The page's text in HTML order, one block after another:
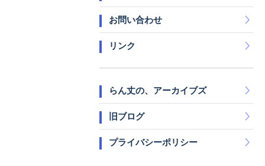
お問い合わせ
リンク
らん丈の、アーカイブズ
旧ブログ
プライバシーポリシー